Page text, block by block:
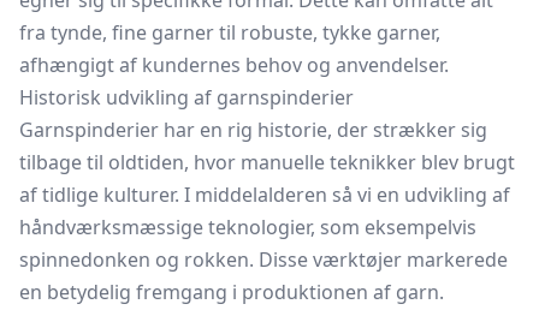
fra tynde, fine garner til robuste, tykke garner,
afhængigt af kundernes behov og anvendelser.
Historisk udvikling af garnspinderier
Garnspinderier har en rig historie, der strækker sig
tilbage til oldtiden, hvor manuelle teknikker blev brugt
af tidlige kulturer. I middelalderen så vi en udvikling af
håndværksmæssige teknologier, som eksempelvis
spinnedonken og rokken. Disse værktøjer markerede
en betydelig fremgang i produktionen af garn.